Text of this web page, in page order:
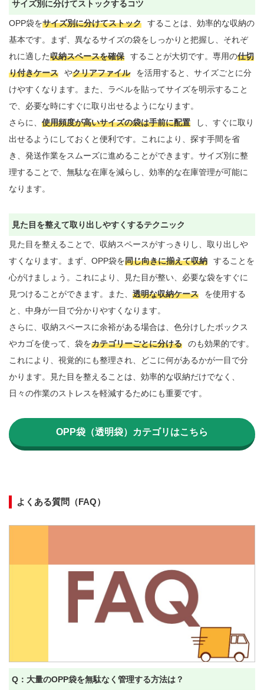
サイズ別に分けてストックするコツ
OPP袋をサイズ別に分けてストック
することは、効率的な収納の
基本です。まず、異なるサイズの袋をしっかりと把握し、それぞ
れに適した収納スペースを確保 することが大切です。専用の仕切
り付きケース
やクリアファイル
を活用すると、サイズごとに分
けやすくなります。また、ラベルを貼ってサイズを明示すること
で、必要な時にすぐに取り出せるようになります。
さらに、 使用頻度が高いサイズの袋は手前に配置
し、すぐに取り
出せるようにしておくと便利です。これにより、探す手間を省
き、発送作業をスムーズに進めることができます。サイズ別に整
理することで、無駄な在庫を減らし、効率的な在庫管理が可能に
なります。
見た目を整えて取り出しやすくするテクニック
見た目を整えることで、収納スペースがすっきりし、取り出しや
すくなります。まず、OPP袋を同じ向きに揃えて収納
することを
心がけましょう。これにより、見た目が整い、必要な袋をすぐに
見つけることができます。また、 透明な収納ケース
を使用する
と、中身が一目で分かりやすくなります。
さらに、収納スペースに余裕がある場合は、色分けしたボックス
やカゴを使って、袋をカテゴリーごとに分ける
のも効果的です。
これにより、視覚的にも整理され、どこに何があるかが一目で分
かります。見た目を整えることは、効率的な収納だけでなく、
日々の作業のストレスを軽減するためにも重要です。
OPP袋（透明袋）カテゴリはこちら
よくある質問（FAQ）
Q：大量のOPP袋を無駄なく管理する方法は？